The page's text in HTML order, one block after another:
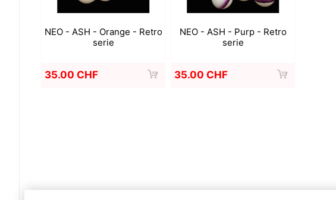
NEO - ASH - Orange - Retro
serie
35.00 CHF
NEO - ASH - Purp - Retro
serie
35.00 CHF